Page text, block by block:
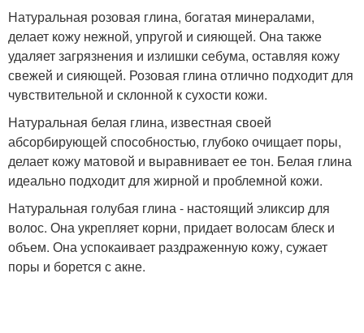
Натуральная розовая глина, богатая минералами,
делает кожу нежной, упругой и сияющей. Она также
удаляет загрязнения и излишки себума, оставляя кожу
свежей и сияющей. Розовая глина отлично подходит для
чувствительной и склонной к сухости кожи.
Натуральная белая глина, известная своей
абсорбирующей способностью, глубоко очищает поры,
делает кожу матовой и выравнивает ее тон. Белая глина
идеально подходит для жирной и проблемной кожи.
Натуральная голубая глина - настоящий эликсир для
волос. Она укрепляет корни, придает волосам блеск и
объем. Она успокаивает раздраженную кожу, сужает
поры и борется с акне.